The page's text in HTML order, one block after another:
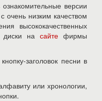
версии
очень низким качеством
высококачественных
диски на сайтефирмы
заголовок песни в
или хронологии,